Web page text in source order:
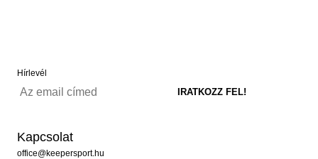
Hírlevél
Kapcsolat
office@keepersport.hu